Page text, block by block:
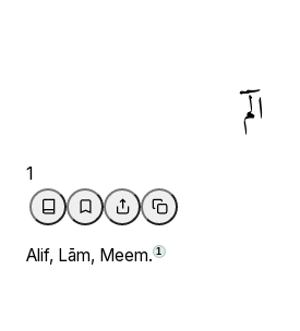
الٓمٓ
1
Alif, Lām, Meem. 1